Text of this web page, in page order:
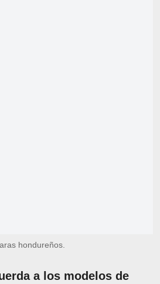
hondureños.
a los modelos de